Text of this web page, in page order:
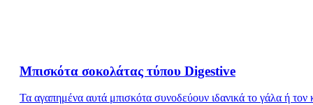
Μπισκότα σοκολάτας τύπου Digestive
Τα αγαπημένα αυτά μπισκότα συνοδεύουν ιδανικά το γάλα ή τον